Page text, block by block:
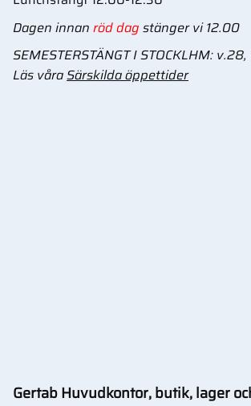
Dagen innan röd dag stänger vi 12.00
SEMESTERSTÄNGT I STOCKLHM:
Läs våraSärskilda öppettider
Gertab Huvudkontor, butik, lager